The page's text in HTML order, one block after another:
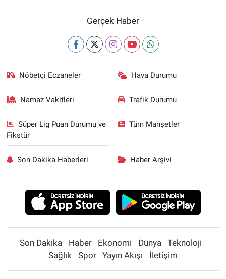
Gerçek Haber
Nöbetçi Eczaneler Hava Durumu
Namaz Vakitleri Trafik Durumu
Süper Lig Puan Durumu ve
Fikstür
Tüm Manşetler
Son Dakika Haberleri Haber Arşivi
Son Dakika Haber Ekonomi Dünya
Teknoloji
Sağlık
Spor Yayın Akışı İletişim